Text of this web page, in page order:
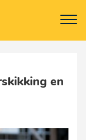
en